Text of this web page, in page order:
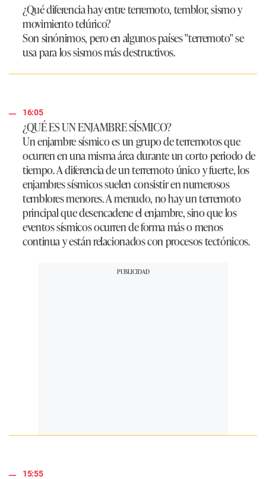
¿Qué diferencia hay entre terremoto, temblor, sismo y
movimiento telúrico?
Son sinónimos, pero en algunos países "terremoto" se
usa para los sismos más destructivos.
16:05
¿QUÉ ES UN ENJAMBRE SÍSMICO?
Un enjambre sísmico es un grupo de terremotos que
ocurren en una misma área durante un corto periodo de
tiempo. A diferencia de un terremoto único y fuerte, los
enjambres sísmicos suelen consistir en numerosos
temblores menores. A menudo, no hay un terremoto
principal que desencadene el enjambre, sino que los
eventos sísmicos ocurren de forma más o menos
continua y están relacionados con procesos tectónicos.
15:55